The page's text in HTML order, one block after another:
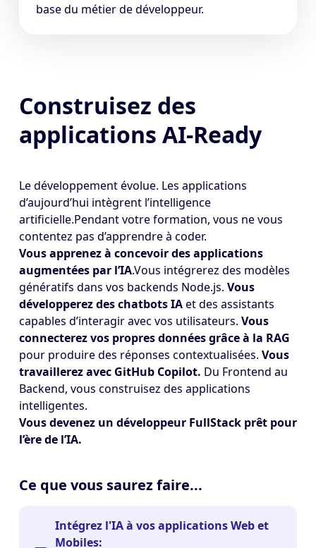
base du métier de développeur.
Construisez des
applications AI-Ready
Le développement évolue. Les applications
d’aujourd’hui intègrent l’intelligence
artificielle.Pendant votre formation, vous ne vous
contentez pas d’apprendre à coder.
Vous apprenez à concevoir des applications
augmentées par l’IA.Vous intégrerez des modèles
génératifs dans vos backends Node.js. Vous
développerez des chatbots IAet des assistants
capables d’interagir avec vos utilisateurs. Vous
connecterez vos propres données grâce à la RAG
pour produire des réponses contextualisées. Vous
travaillerez avec GitHub Copilot. Du Frontend au
Backend, vous construisez des applications
intelligentes.
Vous devenez un développeur FullStack prêt pour
l’ère de l’IA.
Ce que vous saurez faire...
Intégrez l'IA à vos applications Web et
Mobiles: